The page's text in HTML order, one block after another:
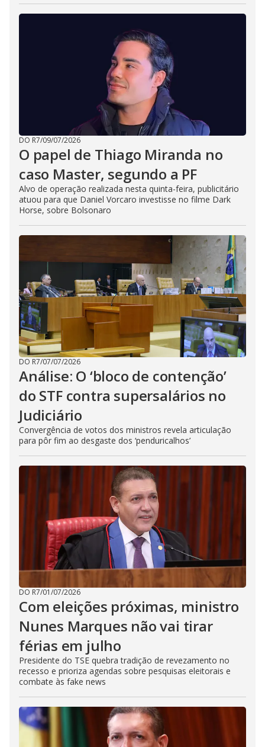
DO R7/09/07/2026
O papel de Thiago Miranda no
caso Master, segundo a PF
Alvo de operação realizada nesta quinta-feira, publicitário
atuou para que Daniel Vorcaro investisse no filme Dark
Horse, sobre Bolsonaro
DO R7/07/07/2026
Análise: O ‘bloco de contenção’
do STF contra supersalários no
Judiciário
Convergência de votos dos ministros revela articulação
para pôr fim ao desgaste dos ‘penduricalhos’
DO R7/01/07/2026
Com eleições próximas, ministro
Nunes Marques não vai tirar
férias em julho
Presidente do TSE quebra tradição de revezamento no
recesso e prioriza agendas sobre pesquisas eleitorais e
combate às fake news